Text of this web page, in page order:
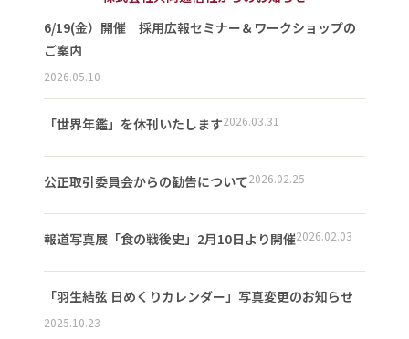
6/19(金）開催 採用広報セミナー＆ワークショップの
ご案内
2026.05.10
「世界年鑑」を休刊いたします2026.03.31
公正取引委員会からの勧告について2026.02.25
報道写真展「食の戦後史」2月10日より開催2026.02.03
「羽生結弦 日めくりカレンダー」写真変更のお知らせ
2025.10.23